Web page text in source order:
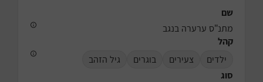
שם
מתנ"ס ערערה בנגב
קהל
ילדים
צעירים בוגרים
גיל הזהב
סוג